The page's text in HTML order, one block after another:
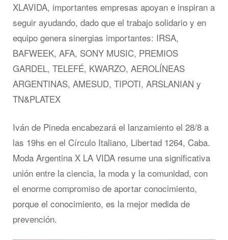
XLAVIDA, importantes empresas apoyan e inspiran a
seguir ayudando, dado que el trabajo solidario y en
equipo genera sinergias importantes: IRSA,
BAFWEEK, AFA, SONY MUSIC, PREMIOS
GARDEL, TELEFÉ, KWARZO, AEROLÍNEAS
ARGENTINAS, AMESUD, TIPOTI, ARSLANIAN y
TN&PLATEX
Iván de Pineda encabezará el lanzamiento el 28/8 a
las 19hs en el Círculo Italiano, Libertad 1264, Caba.
Moda Argentina X LA VIDA resume una significativa
unión entre la ciencia, la moda y la comunidad, con
el enorme compromiso de aportar conocimiento,
porque el conocimiento, es la mejor medida de
prevención.